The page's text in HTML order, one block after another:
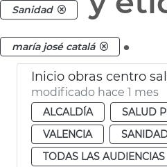
Sanidad
maría josé catalá .
modificado hace 1 mes
ALCALDÍA
SALUD
VALENCIA
TODAS LAS AUDIENCIAS